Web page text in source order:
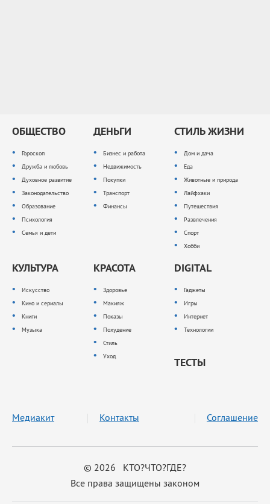
ОБЩЕСТВО
Гороскоп
Дружба и любовь
Духовное развитие
Законодательство
Образование
Психология
Семья и дети
ДЕНЬГИ
Бизнес и работа
Недвижимость
Покупки
Транспорт
Финансы
СТИЛЬ ЖИЗНИ
Дом и дача
Еда
Животные и природа
Лайфхаки
Путешествия
Развлечения
Спорт
Хобби
КУЛЬТУРА
Искусство
Кино и сериалы
Книги
Музыка
КРАСОТА
Здоровье
Макияж
Показы
Похудение
Стиль
Уход
DIGITAL
Гаджеты
Игры
Интернет
Технологии
ТЕСТЫ
© 2026 КТО?ЧТО?ГДЕ?
Все права защищены законом
Медиакит Контакты Соглашение